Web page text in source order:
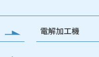
電解加工機